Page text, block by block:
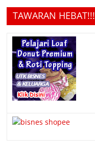
TAWARAN HEBAT!!!